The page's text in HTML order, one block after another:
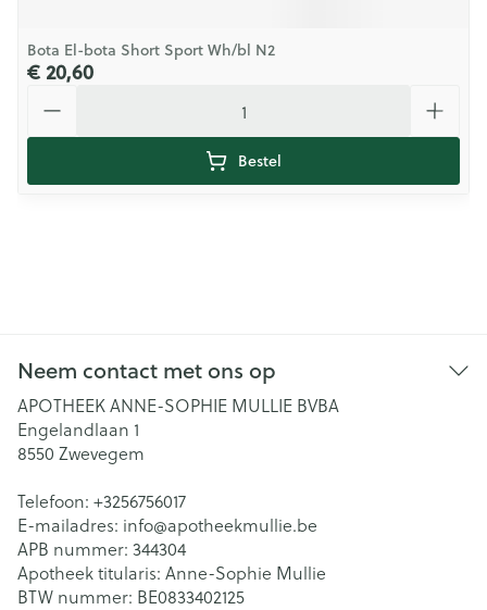
Bota El-bota Short Sport Wh/bl N2
€ 20,60
Bestel
Neem contact met ons op
APOTHEEK ANNE-SOPHIE MULLIE BVBA
Engelandlaan 1
8550 Zwevegem
Telefoon: +3256756017
E-mailadres: info@apotheekmullie.be
APB nummer: 344304
Apotheek titularis: Anne-Sophie Mullie
BTW nummer: BE0833402125